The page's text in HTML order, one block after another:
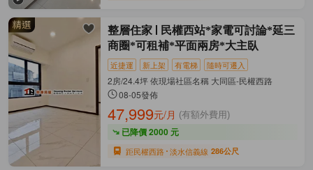
整層住家
民權西站*家電可討論*延三
商圈*可租補*平面兩房*大主臥
近捷運 新上架 有電梯 隨時可遷入
2房/24.4坪 依現場社區名稱 大同區-民權西路
08-05發佈
47,999元/月 (有額外費用)
已降價 2000 元
距民權西路 淡水信義線 286公尺